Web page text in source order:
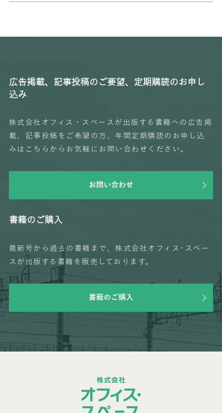
広告掲載、記事投稿のご要望、定期購読のお申し
込み
株式会社オフィス・スペースが出版する書籍への広告掲
載、記事投稿をご希望の方、年間定期購読のお申し込
みはこちらからお気軽にお問い合わせください。
お問い合わせ
書籍のご購入
最新号から過去の書籍まで、株式会社オフィス･スペー
スが出版する書籍を販売しております。
書籍のご購入